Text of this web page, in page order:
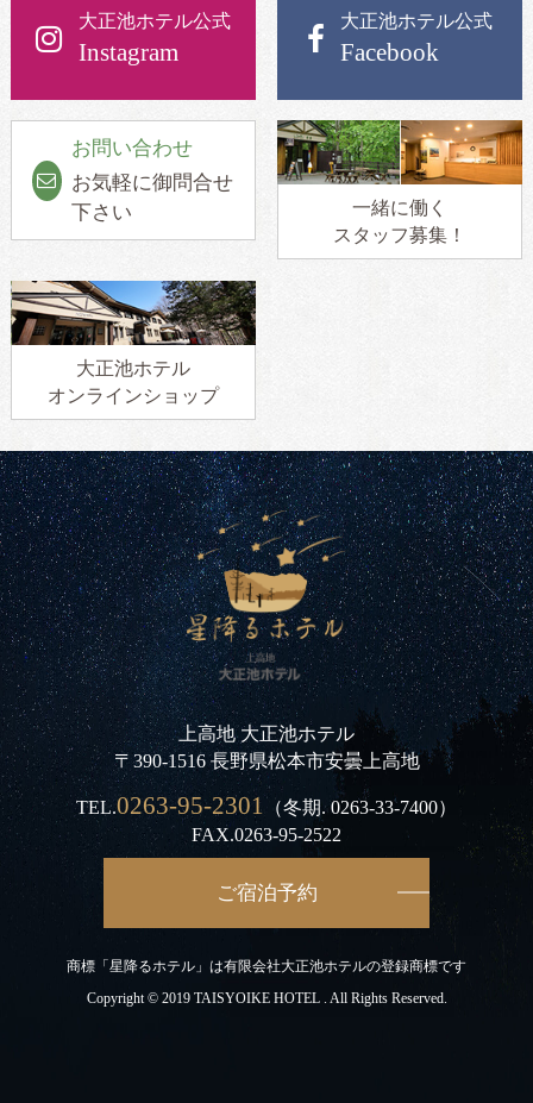
大正池ホテル公式
Instagram
大正池ホテル公式
Facebook
お問い合わせ
お気軽に御問合せ
下さい
一緒に働く
スタッフ募集！
大正池ホテル
オンラインショップ
上高地 大正池ホテル
〒390-1516 長野県松本市安曇上高地
TEL.0263-95-2301 （冬期.0263-33-7400）
FAX.0263-95-2522
ご宿泊予約
商標「星降るホテル」は有限会社大正池ホテルの登録商標です
Copyright © 2019 TAISYOIKE HOTEL . All Rights Reserved.